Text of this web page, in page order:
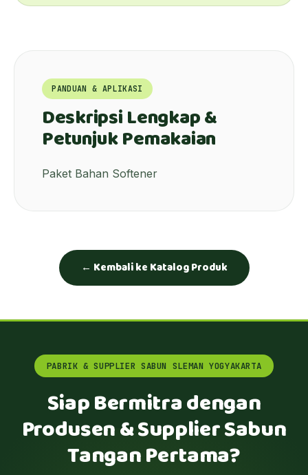
PANDUAN & APLIKASI
Deskripsi Lengkap &
Petunjuk Pemakaian
Paket Bahan Softener
← Kembali ke Katalog Produk
PABRIK & SUPPLIER SABUN SLEMAN YOGYAKARTA
Siap Bermitra dengan
Produsen & Supplier Sabun
Tangan Pertama?